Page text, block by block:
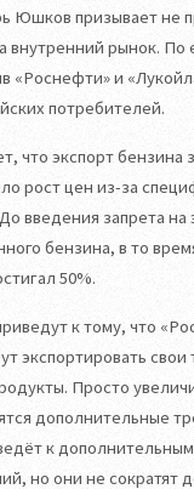
Юшков призывает не
внутренний рынок. По
«Роснефти» и
потребителей.
что экспорт бензина
рост цен из-за
введения запрета на
бензина, в то
50%.
к тому, что
экспортировать
Просто
дополнительные
к
но они не сократят